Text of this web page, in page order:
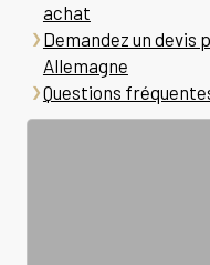
achat
Demandez un devis
Allemagne
Questions